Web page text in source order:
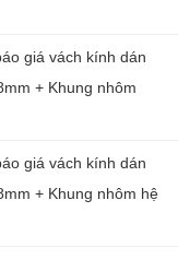
giá vách kính dán
+ Khung nhôm
giá vách kính dán
+ Khung nhôm hệ